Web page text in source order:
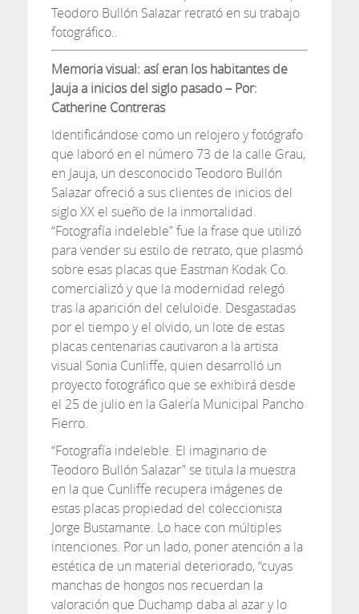
Teodoro Bullón Salazar retrató en su trabajo
fotográfico..
Memoria visual: así eran los habitantes de
Jauja a inicios del siglo pasado – Por:
Catherine Contreras
Identificándose como un relojero y fotógrafo
que laboró en el número 73 de la calle Grau,
en Jauja, un desconocido Teodoro Bullón
Salazar ofreció a sus clientes de inicios del
siglo XX el sueño de la inmortalidad.
“Fotografía indeleble” fue la frase que utilizó
para vender su estilo de retrato, que plasmó
sobre esas placas que Eastman Kodak Co.
comercializó y que la modernidad relegó
tras la aparición del celuloide. Desgastadas
por el tiempo y el olvido, un lote de estas
placas centenarias cautivaron a la artista
visual Sonia Cunliffe, quien desarrolló un
proyecto fotográfico que se exhibirá desde
el 25 de julio en la Galería Municipal Pancho
Fierro.
“Fotografía indeleble. El imaginario de
Teodoro Bullón Salazar” se titula la muestra
en la que Cunliffe recupera imágenes de
estas placas propiedad del coleccionista
Jorge Bustamante. Lo hace con múltiples
intenciones. Por un lado, poner atención a la
estética de un material deteriorado, “cuyas
manchas de hongos nos recuerdan la
valoración que Duchamp daba al azar y lo